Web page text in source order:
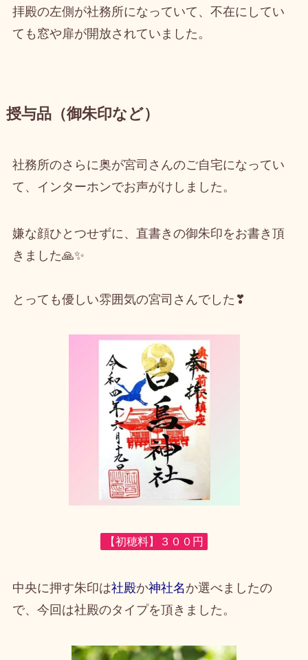
拝殿の左側が社務所になっていて、不在にしてい
ても窓や扉が開放されていました。
授与品（御朱印など）
社務所のさらに奥が宮司さんのご自宅になってい
て、インターホンでお声がけしました。
嫌な顔ひとつせずに、直書きの御朱印をお書き頂
きました🙏✨
とっても優しい雰囲気の宮司さんでした❣
【初穂料】３００円
中央に押す朱印は社殿か神社名 か選べましたの
で、今回は社殿のタイプを頂きました。